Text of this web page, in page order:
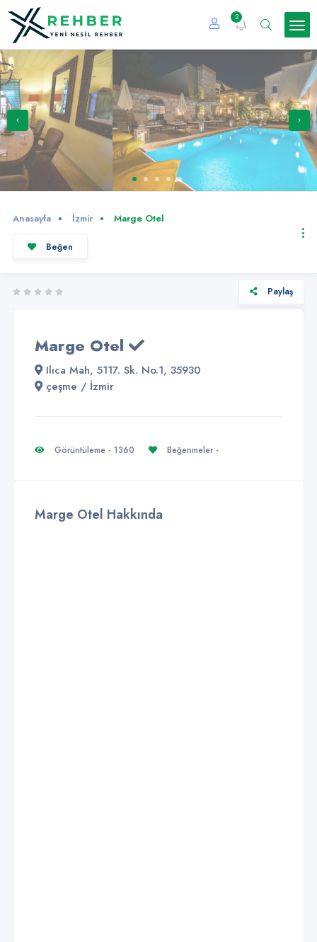
2
Anasayfa İzmir Marge Otel
Beğen
Paylaş
Marge Otel
Ilıca Mah, 5117. Sk. No.1, 35930
çeşme / İzmir
Görüntüleme - 1360 Beğenmeler -
Marge Otel Hakkında